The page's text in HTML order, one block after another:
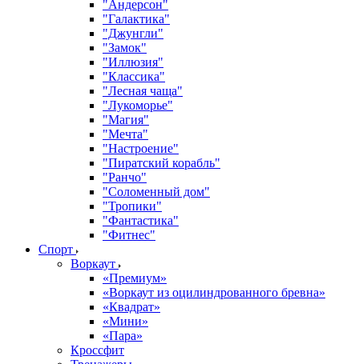
"Андерсон"
"Галактика"
"Джунгли"
"Замок"
"Иллюзия"
"Классика"
"Лесная чаща"
"Лукоморье"
"Магия"
"Мечта"
"Настроение"
"Пиратский корабль"
"Ранчо"
"Соломенный дом"
"Тропики"
"Фантастика"
"Фитнес"
Спорт
Воркаут
«Премиум»
«Воркаут из оцилиндрованного бревна»
«Квадрат»
«Мини»
«Пара»
Кроссфит